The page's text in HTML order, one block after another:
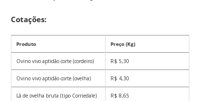
Cotações:
Produto Preço (Kg)
Ovino vivo aptidão corte (cordeiro) R$ 5,30
Ovino vivo aptidão corte (ovelha) R$ 4,30
Lã de ovelha bruta (tipo Corriedale) R$ 8,65